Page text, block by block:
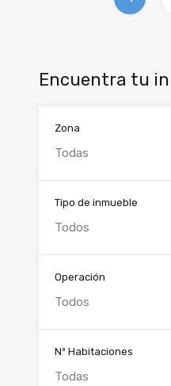
Encuentra tu
Zona
Todas
Tipo de inmueble
Todos
Operación
Todos
Nº Habitaciones
Todas